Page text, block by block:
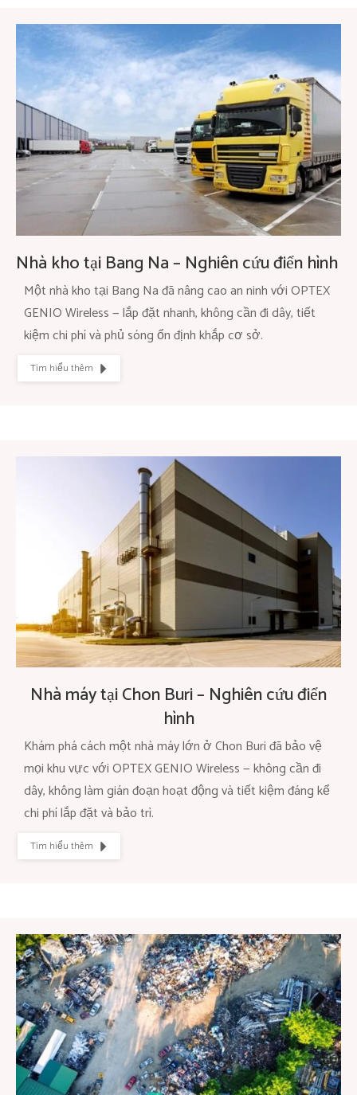
Nhà kho tại Bang Na – Nghiên cứu điển hình
Một nhà kho tại Bang Na đã nâng cao an ninh với OPTEX
GENIO Wireless — lắp đặt nhanh, không cần đi dây, tiết
kiệm chi phí và phủ sóng ổn định khắp cơ sở.
Tìm hiểu thêm
Nhà máy tại Chon Buri – Nghiên cứu điển
hình
Khám phá cách một nhà máy lớn ở Chon Buri đã bảo vệ
mọi khu vực với OPTEX GENIO Wireless — không cần đi
dây, không làm gián đoạn hoạt động và tiết kiệm đáng kể
chi phí lắp đặt và bảo trì.
Tìm hiểu thêm